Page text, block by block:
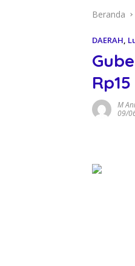
Beranda
DAERAH,
M
09/